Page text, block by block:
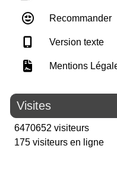
Recommander
Version texte
Mentions
Visites
6470652 visiteurs
175 visiteurs en ligne